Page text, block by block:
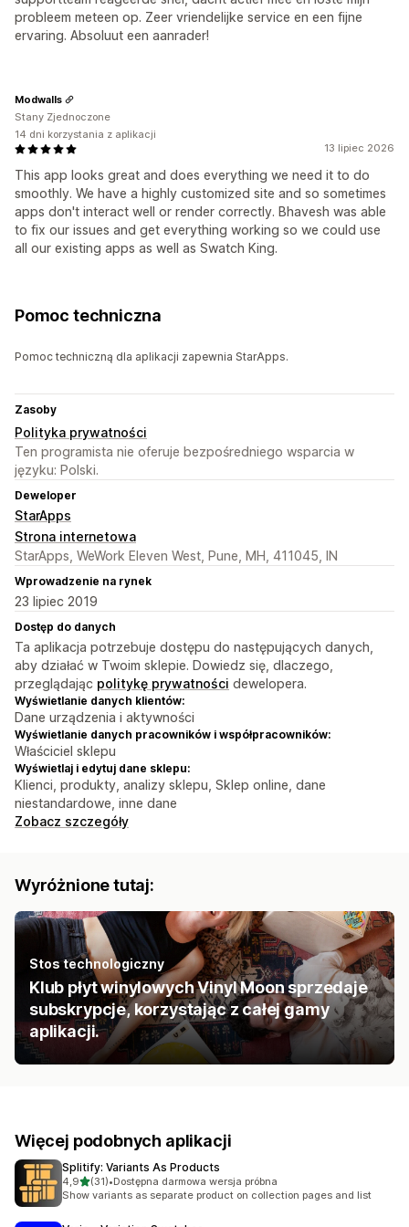
probleem meteen op. Zeer vriendelijke service en een fijne
ervaring. Absoluut een aanrader!
13 lipiec 2026
This app looks great and does everything we need it to do
smoothly. We have a highly customized site and so sometimes
apps don't interact well or render correctly. Bhavesh was able
to fix our issues and get everything working so we could use
all our existing apps as well as Swatch King.
Modwalls
Stany Zjednoczone
14 dni korzystania z aplikacji
Pomoc techniczna
Pomoc techniczną dla aplikacji zapewnia StarApps.
Zasoby
Polityka prywatności
Ten programista nie oferuje bezpośredniego wsparcia w
języku: Polski.
Deweloper
StarApps
Strona internetowa
StarApps, WeWork Eleven West, Pune, MH, 411045, IN
Wprowadzenie na rynek
23 lipiec 2019
Dostęp do danych
Ta aplikacja potrzebuje dostępu do następujących danych,
aby działać w Twoim sklepie. Dowiedz się, dlaczego,
przeglądając politykę prywatności dewelopera.
Wyświetlanie danych klientów:
Dane urządzenia i aktywności
Wyświetlanie danych pracowników i współpracowników:
Właściciel sklepu
Wyświetlaj i edytuj dane sklepu:
Klienci, produkty, analizy sklepu, Sklep online, dane
niestandardowe, inne dane
Zobacz szczegóły
Wyróżnione tutaj:
Stos technologiczny
Klub płyt winylowych Vinyl Moon sprzedaje
subskrypcje, korzystając z całej gamy
aplikacji.
Więcej podobnych aplikacji
Splitify: Variants As Products
4,9na 5 gwiazdek
(31)
Łączna liczba recenzji: 31
•Dostępna darmowa wersja próbna
Show variants as separate product on collection pages and list